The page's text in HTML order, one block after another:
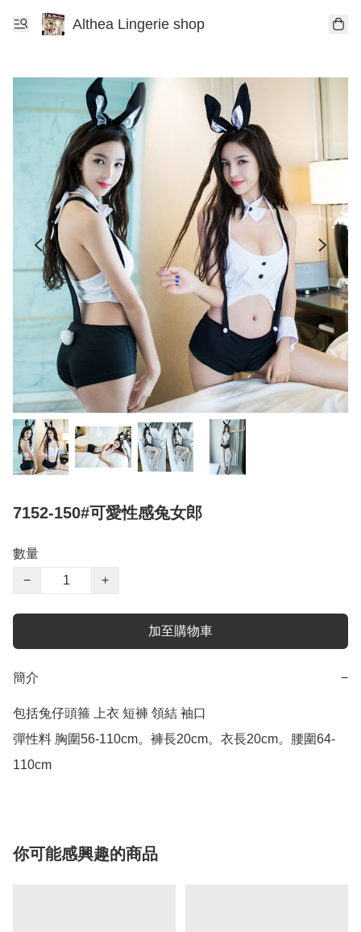
Althea Lingerie shop
7152-150#可愛性感兔女郎
數量
−
+
加至購物車
簡介 −
包括兔仔頭箍 上衣 短褲 領結 袖口
彈性料 胸圍56-110cm。褲長20cm。衣長20cm。腰圍64-
110cm
你可能感興趣的商品